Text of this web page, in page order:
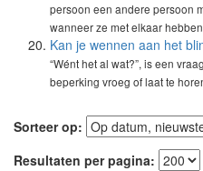
persoon een andere persoon
wanneer ze met elkaar
Kan je wennen aan het
“Wént het al wat?”, is een
beperking vroeg of laat te
Sorteer op:
Resultaten per pagina: